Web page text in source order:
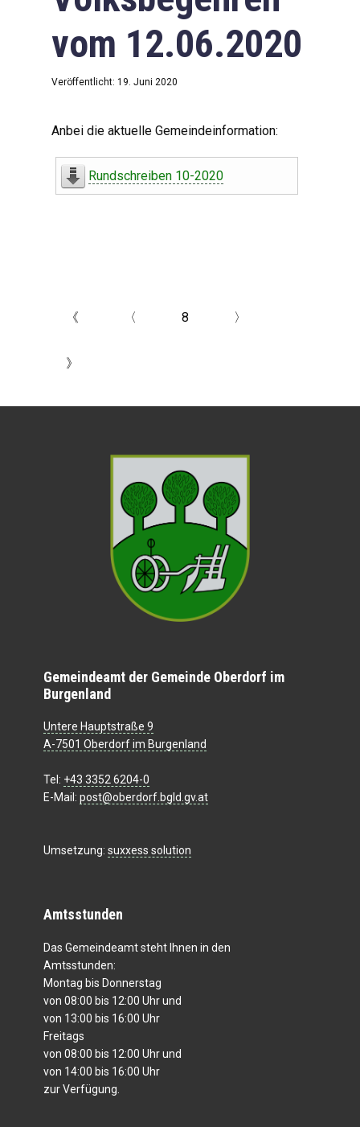
vom 12.06.2020
Veröffentlicht: 19. Juni 2020
Anbei die aktuelle Gemeindeinformation:
Rundschreiben 10-2020
《 〈 8 〉
》
Gemeindeamt der Gemeinde Oberdorf im
Burgenland
Untere Hauptstraße 9
A-7501 Oberdorf im Burgenland
Tel: +43 3352 6204-0
E-Mail: post@oberdorf.bgld.gv.at
Umsetzung: suxxess solution
Amtsstunden
Das Gemeindeamt steht Ihnen in den
Amtsstunden:
Montag bis Donnerstag
von 08:00 bis 12:00 Uhr und
von 13:00 bis 16:00 Uhr
Freitags
von 08:00 bis 12:00 Uhr und
von 14:00 bis 16:00 Uhr
zur Verfügung.